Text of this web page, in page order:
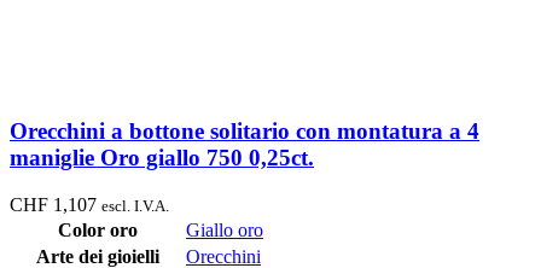
Orecchini a bottone solitario con montatura a 4
maniglie Oro giallo 750 0,25ct.
CHF 1,107 escl. I.V.A.
Color oro
Giallo oro
Arte dei gioielli
Orecchini